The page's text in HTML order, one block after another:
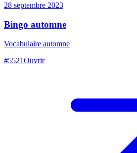
28 septembre 2023
Bingo automne
Vocabulaire automne
#5521Ouvrir